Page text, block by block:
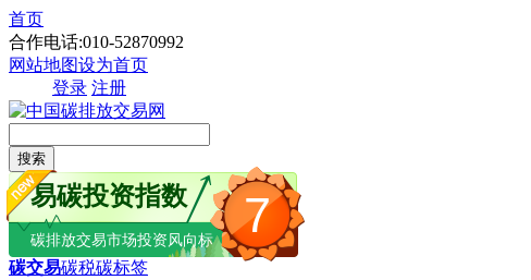
首页
合作电话:010-52870992
网站地图设为首页
登录 注册
搜索
7
易碳投资指数
碳排放交易市场投资风向标
碳交易碳税碳标签